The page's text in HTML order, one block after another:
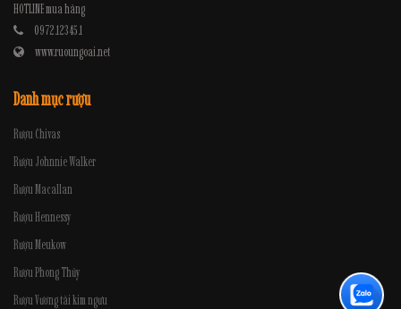
HOTLINE mua hàng
0972.12345.1
www.ruoungoai.net
Danh mục rượu
Rượu Chivas
Rượu Johnnie Walker
Rượu Macallan
Rượu Hennessy
Rượu Meukow
Rượu Phong Thủy
Rượu Vương tài kim ngưu